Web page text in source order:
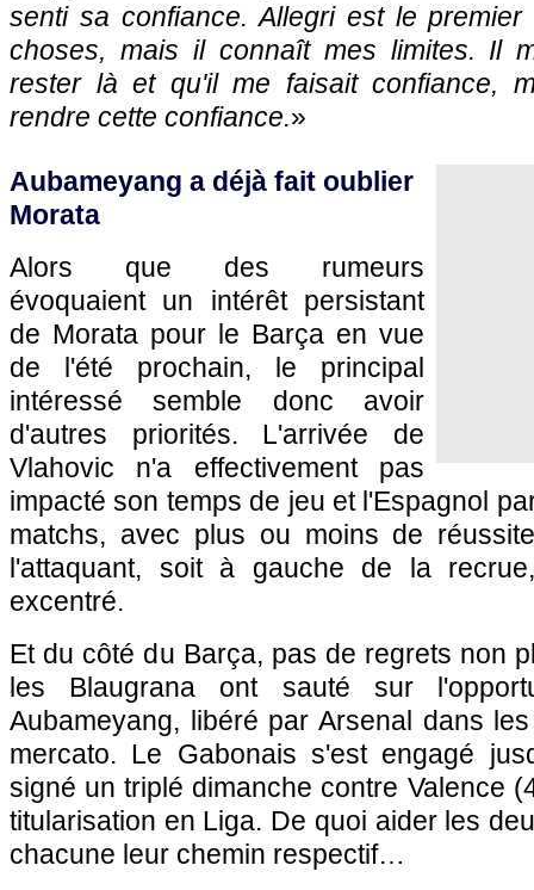
senti sa confiance. Allegri est le
choses, mais il connaît mes limites. Il
rester là et qu'il me faisait confiance,
rendre cette confiance.»
Aubameyang a déjà fait oublier
Morata
Alors que des rumeurs
évoquaient un intérêt persistant
de Morata pour le Barça en vue
de l'été prochain, le principal
intéressé semble donc avoir
d'autres priorités. L'arrivée de
Vlahovic n'a effectivement pas
impacté son temps de jeu et l'Espagnol
matchs, avec plus ou moins de
l'attaquant, soit à gauche de la
excentré.
Et du côté du Barça, pas de regrets non
les Blaugrana ont sauté sur
Aubameyang, libéré par Arsenal dans
mercato. Le Gabonais s'est engagé
signé un triplé dimanche contre Valence
titularisation en Liga. De quoi aider les
chacune leur chemin respectif…